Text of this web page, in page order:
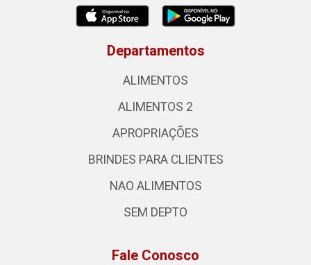
Departamentos
ALIMENTOS
ALIMENTOS 2
APROPRIAÇÕES
BRINDES PARA CLIENTES
NAO ALIMENTOS
SEM DEPTO
Fale Conosco